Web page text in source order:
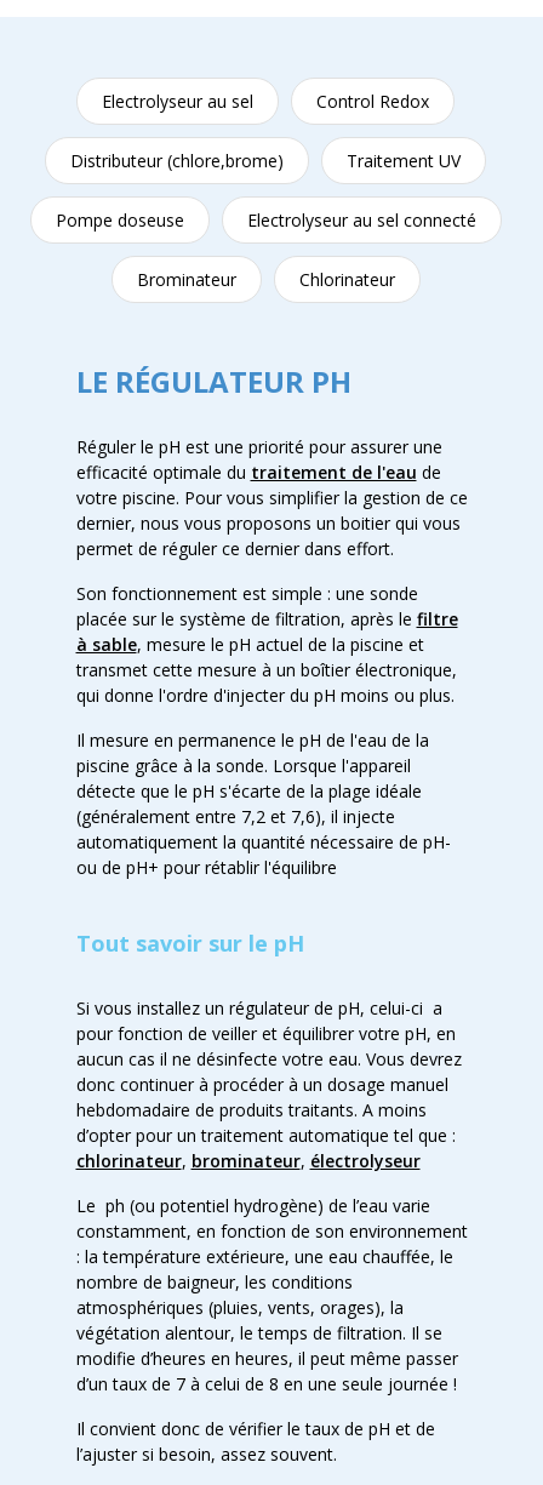
Electrolyseur au sel Control Redox
Distributeur (chlore,brome) Traitement UV
Pompe doseuse Electrolyseur au sel connecté
Brominateur Chlorinateur
LE RÉGULATEUR PH
Réguler le pH est une priorité pour assurer une
efficacité optimale du traitement de l'eau de
votre piscine. Pour vous simplifier la gestion de ce
dernier, nous vous proposons un boitier qui vous
permet de réguler ce dernier dans effort.
Son fonctionnement est simple : une sonde
placée sur le système de filtration, après le filtre
à sable, mesure le pH actuel de la piscine et
transmet cette mesure à un boîtier électronique,
qui donne l'ordre d'injecter du pH moins ou plus.
Il mesure en permanence le pH de l'eau de la
piscine grâce à la sonde. Lorsque l'appareil
détecte que le pH s'écarte de la plage idéale
(généralement entre 7,2 et 7,6), il injecte
automatiquement la quantité nécessaire de pH-
ou de pH+ pour rétablir l'équilibre
Tout savoir sur le pH
Si vous installez un régulateur de pH, celui-ci a
pour fonction de veiller et équilibrer votre pH, en
aucun cas il ne désinfecte votre eau. Vous devrez
donc continuer à procéder à un dosage manuel
hebdomadaire de produits traitants. A moins
d’opter pour un traitement automatique tel que :
chlorinateur, brominateur, électrolyseur
Le ph (ou potentiel hydrogène) de l’eau varie
constamment, en fonction de son environnement
: la température extérieure, une eau chauffée, le
nombre de baigneur, les conditions
atmosphériques (pluies, vents, orages), la
végétation alentour, le temps de filtration. Il se
modifie d’heures en heures, il peut même passer
d’un taux de 7 à celui de 8 en une seule journée !
Il convient donc de vérifier le taux de pH et de
l’ajuster si besoin, assez souvent.